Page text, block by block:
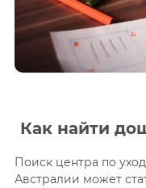
Как найти
Поиск центра по
Австралии может